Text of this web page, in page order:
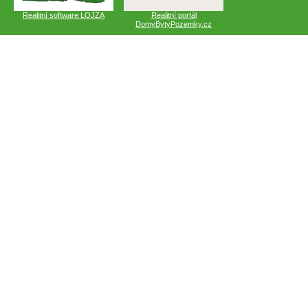
Realitní software LOJZA
Realitní portál
DomyBytyPozemky.cz